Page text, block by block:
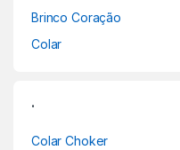
Brinco Coração
Colar
.
Colar Choker